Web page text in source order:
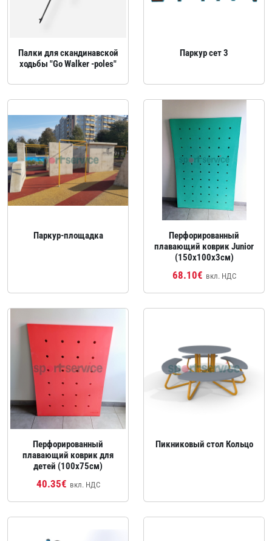
Палки для скандинавской
ходьбы "Go Walker -poles"
Паркур сет 3
Паркур‑площадка
Перфорированный
плавающий коврик Junior
(150x100х3см)
68.10€ вкл. НДС
Перфорированный
плавающий коврик для
детей (100x75см)
40.35€ вкл. НДС
Пикниковый стол Кольцо